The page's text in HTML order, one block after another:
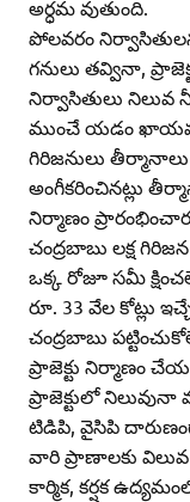
అర్ధమ వుతుంది.
పోలవరం
గనులు తవ్వినా,
నిర్వాసితులు నిలువ
ముంచే యడం ఖాయమని
గిరిజనులు తీర్మానాలు
అంగీకరించినట్లు
నిర్మాణం
చంద్రబాబు లక్ష
ఒక్క రోజూ సమీ
రూ. 33 వేల కోట్లు
చంద్రబాబు
ప్రాజెక్టు నిర్మాణం
ప్రాజెక్టులో
టిడిపి, వైసిపి
వారి ప్రాణాలకు విలువ
కార్మిక, కర్షక